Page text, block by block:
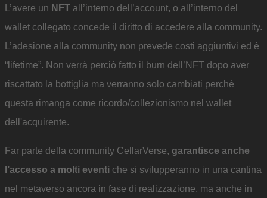
L’avere un NFT all’interno dell’account, o all’interno del
wallet collegato concede il diritto di accedere alla community.
L’adesione alla community non prevede costi aggiuntivi ed è
“lifetime”. Non verrà perciò fatto il burn dell’NFT dopo aver
riscattato la bottiglia ma verranno solo cambiati perché
questa rimanga come ricordo/collezionismo nel wallet
dell'acquirente.
Far parte della community CellarVerse, garantisce anche
l’accesso a molti eventi che si svilupperanno in una cantina
nel metaverso ancora in fase di realizzazione, ma anche in